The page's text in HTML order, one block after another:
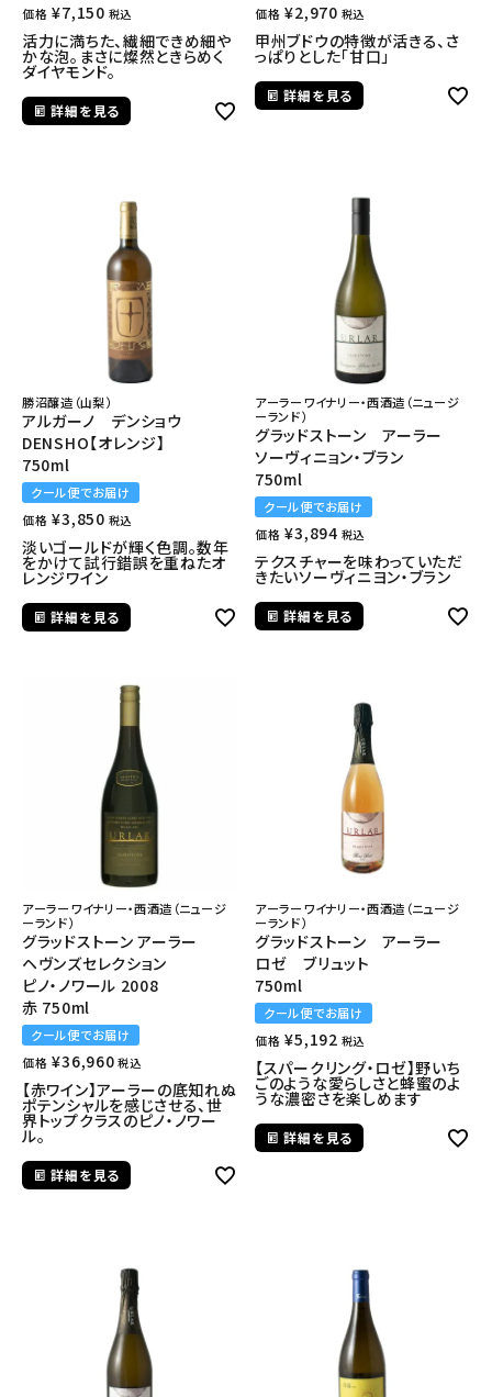
価格 ¥7,150 税込
活力に満ちた、繊細できめ細や
かな泡。まさに燦然ときらめく
ダイヤモンド。
詳細を見る
価格 ¥2,970 税込
甲州ブドウの特徴が活きる、さ
っぱりとした「甘口」
詳細を見る
勝沼醸造（山梨）
アルガーノ デンショウ
DENSHO【オレンジ】
750ml
クール便でお届け
価格 ¥3,850 税込
淡いゴールドが輝く色調。数年
をかけて試行錯誤を重ねたオ
レンジワイン
詳細を見る
アーラーワイナリー・西酒造（ニュージ
ーランド）
グラッドストーン アーラー
ソーヴィニョン・ブラン
750ml
クール便でお届け
価格 ¥3,894 税込
テクスチャーを味わっていただ
きたいソーヴィニヨン・ブラン
詳細を見る
アーラーワイナリー・西酒造（ニュージ
ーランド）
グラッドストーン アーラー
ヘヴンズセレクション
ピノ・ノワール 2008
赤 750ml
クール便でお届け
価格 ¥36,960 税込
【赤ワイン】アーラーの底知れぬ
ポテンシャルを感じさせる、世
界トップクラスのピノ・ノワー
ル。
詳細を見る
アーラーワイナリー・西酒造（ニュージ
ーランド）
グラッドストーン アーラー
ロゼ ブリュット
750ml
クール便でお届け
価格 ¥5,192 税込
【スパークリング・ロゼ】野いち
ごのような愛らしさと蜂蜜のよ
うな濃密さを楽しめます
詳細を見る